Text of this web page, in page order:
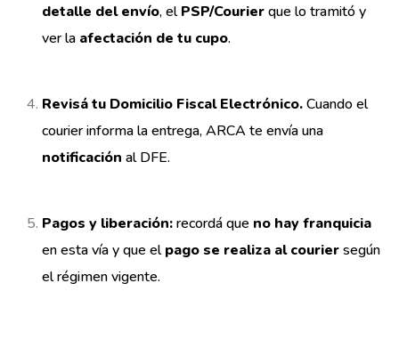
detalle del envío, elPSP/Courierque lo tramitó y
ver la afectación de tu cupo.
Revisá tu Domicilio Fiscal Electrónico.Cuando el
courier informa la entrega, ARCA te envía una
notificación al DFE.
Pagos y liberación:recordá que no hay franquicia
en esta vía y que elpago se realiza al couriersegún
el régimen vigente.